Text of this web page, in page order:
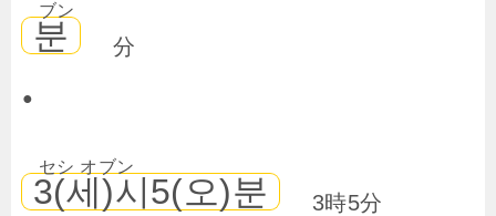
ブン
분 分
●
セシ オブン
3(세)시5(오)분 3時5分